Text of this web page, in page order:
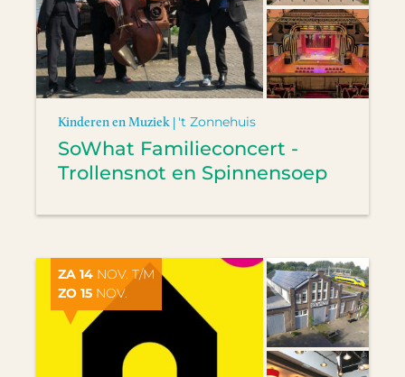
Kinderen en Muziek | 't Zonnehuis
SoWhat Familieconcert -
Trollensnot en Spinnensoep
ZA 14 NOV. T/M
ZO 15 NOV.